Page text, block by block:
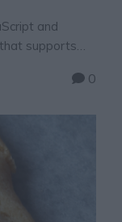
and
supports
att baka bröd, 0